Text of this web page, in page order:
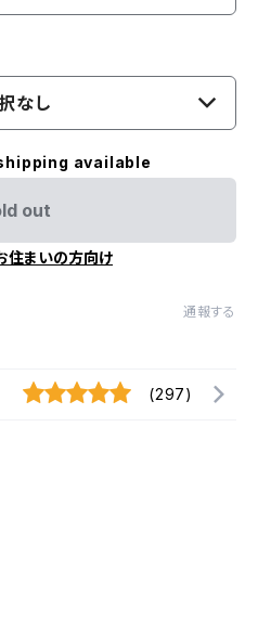
なし
available
out
住まいの方向け
通報する
(297)